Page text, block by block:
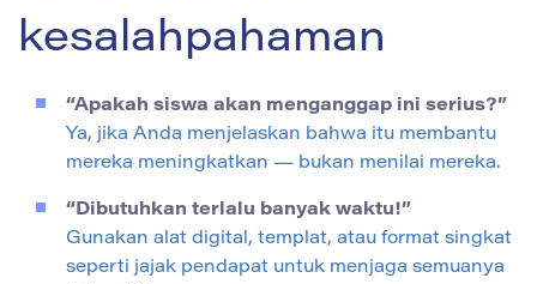
kesalahpahaman
“Apakah siswa akan menganggap ini serius?”
Ya, jika Anda menjelaskan bahwa itu membantu
mereka meningkatkan — bukan menilai mereka.
“Dibutuhkan terlalu banyak waktu!”
Gunakan alat digital, templat, atau format singkat
seperti jajak pendapat untuk menjaga semuanya